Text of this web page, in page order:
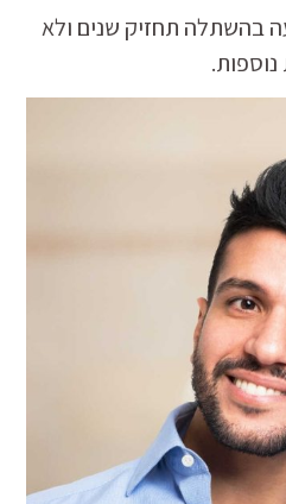
תחזיק שנים ולא